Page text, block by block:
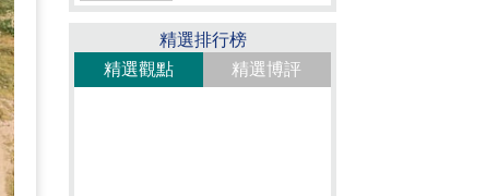
精選排行榜
精選觀點
精選博評